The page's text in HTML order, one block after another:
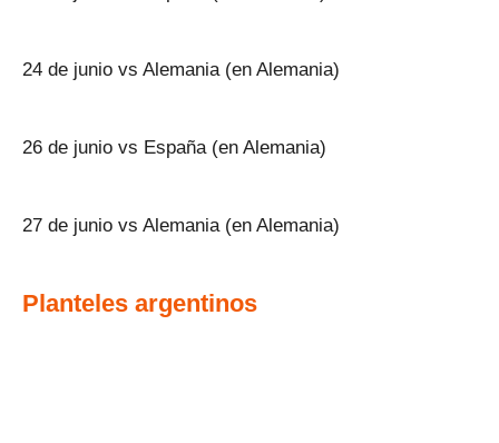
24 de junio vs Alemania (en Alemania)
26 de junio vs España (en Alemania)
27 de junio vs Alemania (en Alemania)
Planteles argentinos